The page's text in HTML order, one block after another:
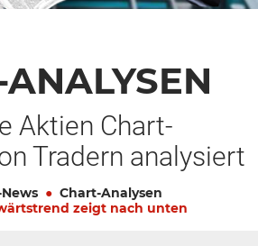
Aktien Chart-
Tradern analysiert
Chart-Analysen
zeigt nach unten